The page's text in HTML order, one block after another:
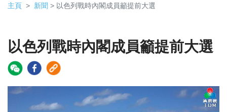
主頁 新聞 > 以色列戰時內閣成員籲提前大選
以色列戰時內閣成員籲提前大選